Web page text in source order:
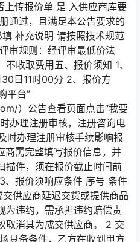
传报价单 是 入供应商库要
通过，且满足本公告要求的
补充说明 请按照技术规范
审规则：经评审最低价法
收取费用五、报价须知 1、
日11时00分 2、报价方
平台”
）公告查看页面点击“我要
办理注册审核，注册咨询电
办理注册审核手续影响报
商需完整填写报价信息，并
描件，须在报价截止时间前
、报价须响应条件 序号 条件
供应商延迟交货或提供商品
为违约，需承担违约赔偿责
取消其为成交供应商。 2 交
具备条件，乙方在收到甲方